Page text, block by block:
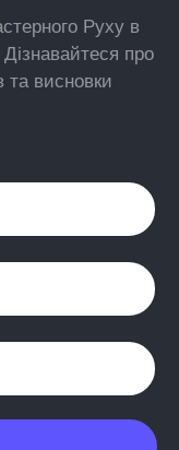
Руху в
про
та висновки